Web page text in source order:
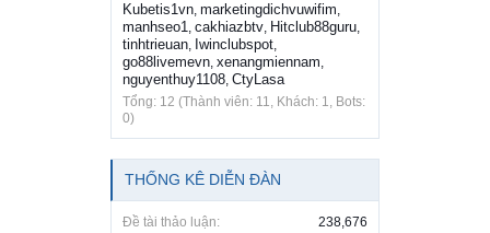
Kubetis1vn, marketingdichvuwifim,
manhseo1, cakhiazbtv, Hitclub88guru,
tinhtrieuan, Iwinclubspot,
go88livemevn, xenangmiennam,
nguyenthuy1108, CtyLasa
Tổng: 12 (Thành viên: 11, Khách: 1, Bots:
0)
THỐNG KÊ DIỄN ĐÀN
Đề tài thảo luận:
238,676